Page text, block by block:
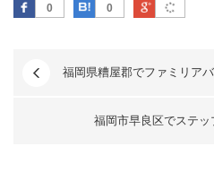
0
Facebook 0
はてなブックマーク
Google
福岡県糟屋郡でファミリア
福岡市早良区でステ